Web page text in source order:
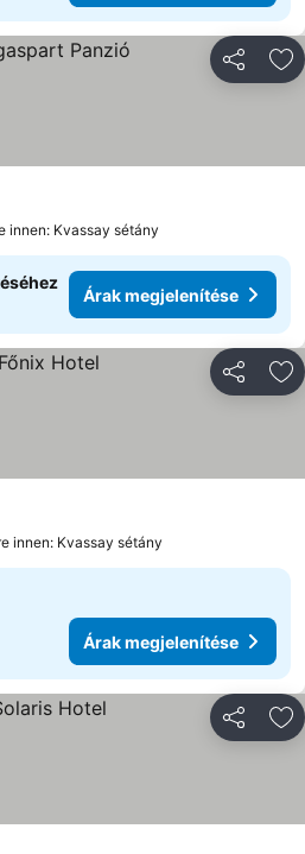
innen: Kvassay sétány
Árak megjelenítése
innen: Kvassay sétány
Árak megjelenítése